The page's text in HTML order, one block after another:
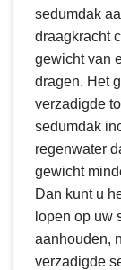
sedumdak
draagkracht
gewicht van
dragen. Het
verzadigde
sedumdak
regenwater
gewicht
Dan kunt u
lopen op uw
aanhouden,
verzadigde